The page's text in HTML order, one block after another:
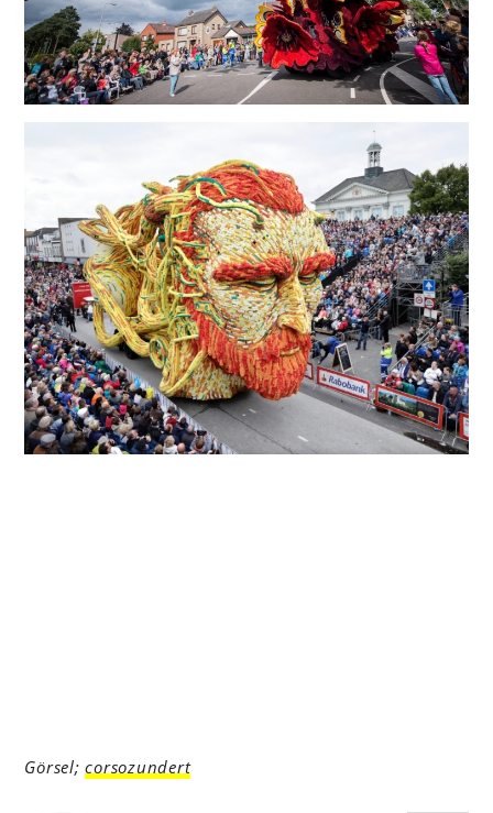
Görsel;corsozundert